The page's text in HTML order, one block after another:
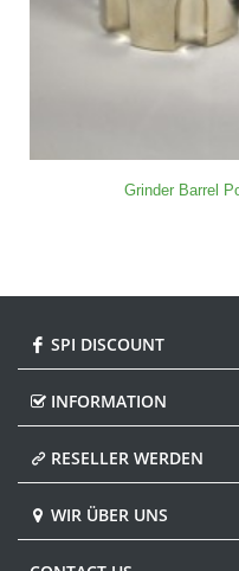
Grinder Barrel
SPI DISCOUNT
INFORMATION
RESELLER WERDEN
WIR ÜBER UNS